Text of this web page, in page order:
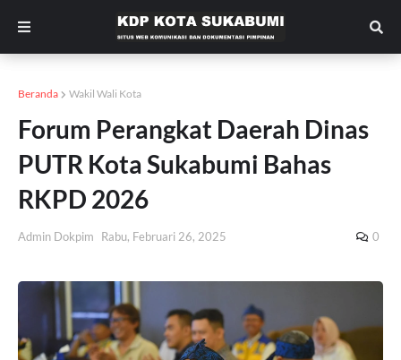
Beranda Wakil Wali Kota
Forum Perangkat Daerah Dinas
PUTR Kota Sukabumi Bahas
RKPD 2026
Admin Dokpim Rabu, Februari 26, 2025 0